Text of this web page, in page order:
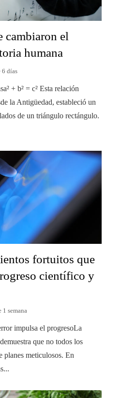
cambiaron el
humana
6 días
+ b² = c² Esta relación
la Antigüedad, estableció un
de un triángulo rectángulo.
fortuitos que
científico y
1 semana
impulsa el progresoLa
que no todos los
planes meticulosos. En